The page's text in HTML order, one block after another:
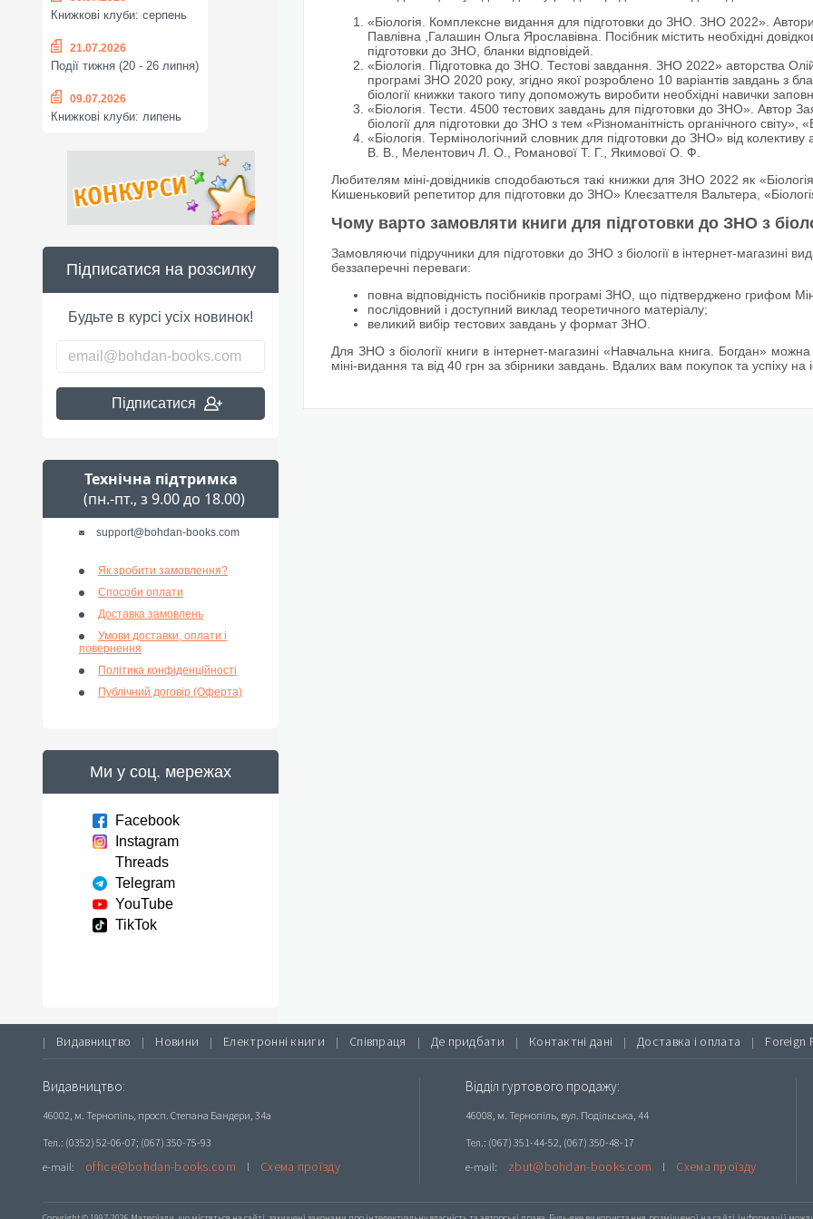
Книжкові клуби: серпень
21.07.2026
Події тижня (20 - 26 липня)
09.07.2026
Книжкові клуби: липень
Підписатися на розсилку
Будьте в курсі усіх новинок!
Підписатися
Технічна підтримка
(пн.-пт., з 9.00 до 18.00)
support@bohdan-books.com
Як зробити замовлення?
Способи оплати
Доставка замовлень
Умови доставки, оплати і
повернення
Політика конфіденційності
Публічний договір (Оферта)
Ми у соц. мережах
Facebook
Instagram
Threads
Telegram
YouTube
TikTok
«Біологія. Комплексне видання для підготовки до ЗНО. ЗНО 2022».
Павлівна ,Галашин Ольга Ярославівна. Посібник містить необхідні
підготовки до ЗНО, бланки відповідей.
«Біологія. Підготовка до ЗНО. Тестові завдання. ЗНО 2022» авторства
програмі ЗНО 2020 року, згідно якої розроблено 10 варіантів завдань з
біології книжки такого типу допоможуть виробити необхідні навички
«Біологія. Тести. 4500 тестових завдань для підготовки до ЗНО». Автор
біології для підготовки до ЗНО з тем «Різноманітність органічного
«Біологія. Термінологічний словник для підготовки до ЗНО» від
В. В., Мелентович Л. О., Романової Т. Г., Якимової О. Ф.
Любителям міні-довідників сподобаються такі книжки для ЗНО 2022 як
Кишеньковий репетитор для підготовки до ЗНО» Клеєзаттеля Вальтера,
Чому варто замовляти книги для підготовки до ЗНО з
Замовляючи підручники для підготовки до ЗНО з біології в інтернет-магазині
беззаперечні переваги:
повна відповідність посібників програмі ЗНО, що підтверджено грифом
послідовний і доступний виклад теоретичного матеріалу;
великий вибір тестових завдань у формат ЗНО.
Для ЗНО з біології книги в інтернет-магазині «Навчальна книга. Богдан»
міні-видання та від 40 грн за збірники завдань. Вдалих вам покупок та успіху на
| Видавництво | Новини | Електронні книги | Співпраця | Де придбати | Контактні дані | Доставка і оплата | Foreign
Видавництво:
46002, м. Тернопіль, просп. Степана Бандери, 34а
Тел.: (0352) 52-06-07; (067) 350-75-93
e-mail:
office@bohdan-books.com l Схема проїзду
Відділ гуртового продажу:
46008, м. Тернопіль, вул. Подільська, 44
Тел.: (067) 351-44-52, (067) 350-48-17
e-mail:
zbut@bohdan-books.com l Схема проїзду